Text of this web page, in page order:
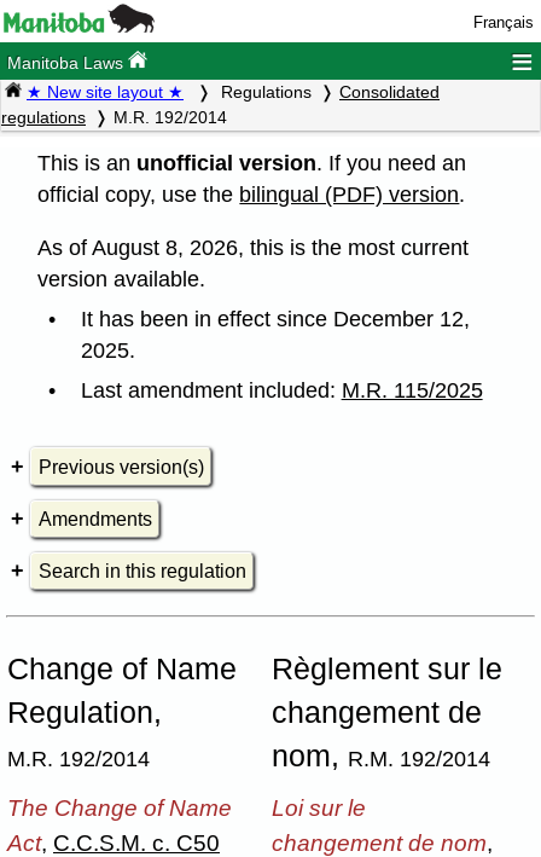
Français
Manitoba Laws ≡
★ New site layout ★ Regulations
Consolidated
regulations
M.R. 192/2014
This is an unofficial version. If you need an
official copy, use the bilingual (PDF) version.
As of August 8, 2026, this is the most current
version available.
It has been in effect since December 12,
2025.
Last amendment included: M.R. 115/2025
Previous version(s)
Amendments
Search in this regulation
Change of Name
Regulation,
M.R. 192/2014
Règlement sur le
changement de
nom, R.M. 192/2014
The Change of Name
Act, C.C.S.M. c. C50
Loi sur le
changement de nom,